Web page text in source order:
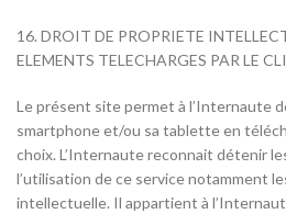
16. DROIT DE PROPRIETE
ELEMENTS TELECHARGES PAR LE
Le présent site permet à l’Internaute
smartphone et/ou sa tablette en
choix. L’Internaute reconnait détenir
l’utilisation de ce service notamment
intellectuelle. Il appartient à